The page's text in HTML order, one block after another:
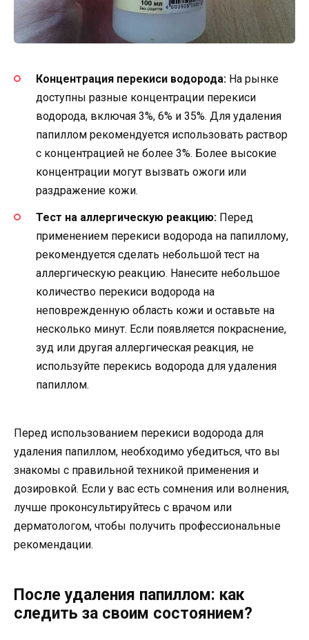
Концентрация перекиси водорода: На рынке
доступны разные концентрации перекиси
водорода, включая 3%, 6% и 35%. Для удаления
папиллом рекомендуется использовать раствор
с концентрацией не более 3%. Более высокие
концентрации могут вызвать ожоги или
раздражение кожи.
Тест на аллергическую реакцию: Перед
применением перекиси водорода на папиллому,
рекомендуется сделать небольшой тест на
аллергическую реакцию. Нанесите небольшое
количество перекиси водорода на
неповрежденную область кожи и оставьте на
несколько минут. Если появляется покраснение,
зуд или другая аллергическая реакция, не
используйте перекись водорода для удаления
папиллом.
Перед использованием перекиси водорода для
удаления папиллом, необходимо убедиться, что вы
знакомы с правильной техникой применения и
дозировкой. Если у вас есть сомнения или волнения,
лучше проконсультируйтесь с врачом или
дерматологом, чтобы получить профессиональные
рекомендации.
После удаления папиллом: как
следить за своим состоянием?